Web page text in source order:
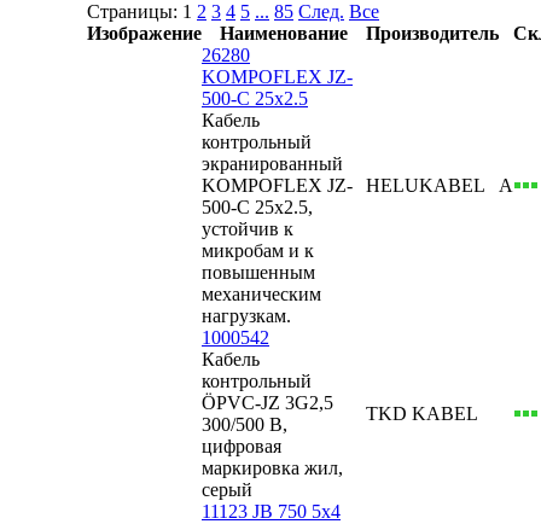
Страницы: 1 2 3 4 5 ... 85 След. Все
Изображение
Наименование Производитель
26280
KOMPOFLEX JZ-
500-C 25x2.5
Кабель
контрольный
экранированный
KOMPOFLEX JZ-
500-C 25x2.5,
устойчив к
микробам и к
повышенным
механическим
нагрузкам.
HELUKABEL А
1000542
Кабель
контрольный
ÖPVC-JZ 3G2,5
300/500 В,
цифровая
маркировка жил,
серый
TKD KABEL
11123 JB 750 5x4